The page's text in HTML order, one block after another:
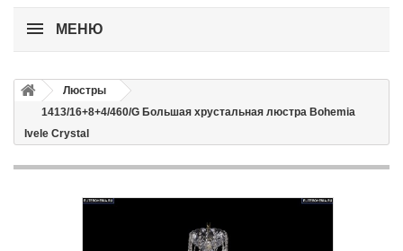
МЕНЮ
Люстры
1413/16+8+4/460/G Большая хрустальная люстра Bohemia
Ivele Crystal